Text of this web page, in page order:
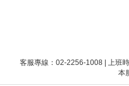
客服專線：02-2256-1008 | 上班
本